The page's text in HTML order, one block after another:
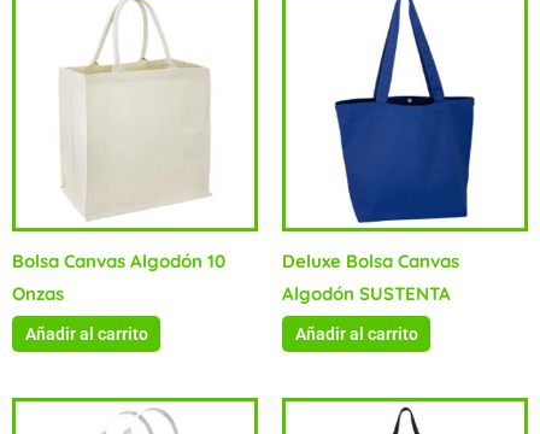
Bolsa Canvas Algodón 10
Onzas
Añadir al carrito
Deluxe Bolsa Canvas
Algodón SUSTENTA
Añadir al carrito